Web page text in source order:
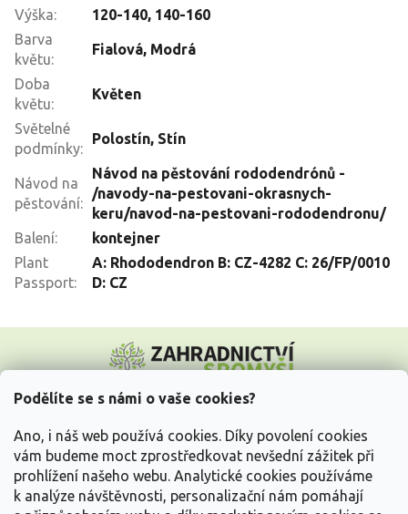
Podělíte se s námi o vaše cookies?
Ano, i náš web používá cookies. Díky povolení cookies
vám budeme moct zprostředkovat nevšední zážitek při
prohlížení našeho webu. Analytické cookies používáme
k analýze návštěvnosti, personalizační nám pomáhají
Výška: 120-140, 140-160
Barva
květu:
Fialová, Modrá
Doba
květu:
Květen
Světelné
podmínky:
Polostín, Stín
Návod na
pěstování:
Návod na pěstování rododendrónů -
/navody-na-pestovani-okrasnych-
keru/navod-na-pestovani-rododendronu/
Balení:
kontejner
Plant
Passport:
A: Rhododendron B: CZ-4282 C: 26/FP/0010
D: CZ
p
Vše o nákupu
Informace pro Vás